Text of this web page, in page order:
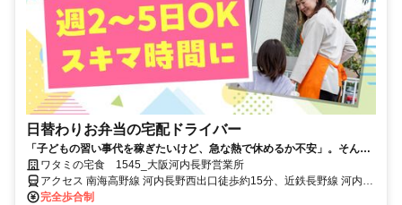
日替わりお弁当の宅配ドライバー
「子どもの習い事代を稼ぎたいけど、急な熱で休めるか不安」。そんな
悩みに寄り添う環境があります。週2～5日の勤務で、午前中のみも可
能。子連れ配達もでき、お弁当半額の社割も魅力です。
ワタミの宅食 1545_大阪河内長野営業所
アクセス 南海高野線 河内長野西出口徒歩約15分、近鉄長野線 河内長
野西出口徒歩約15分、南海高野線 千代田西出口徒歩約30分
完全歩合制